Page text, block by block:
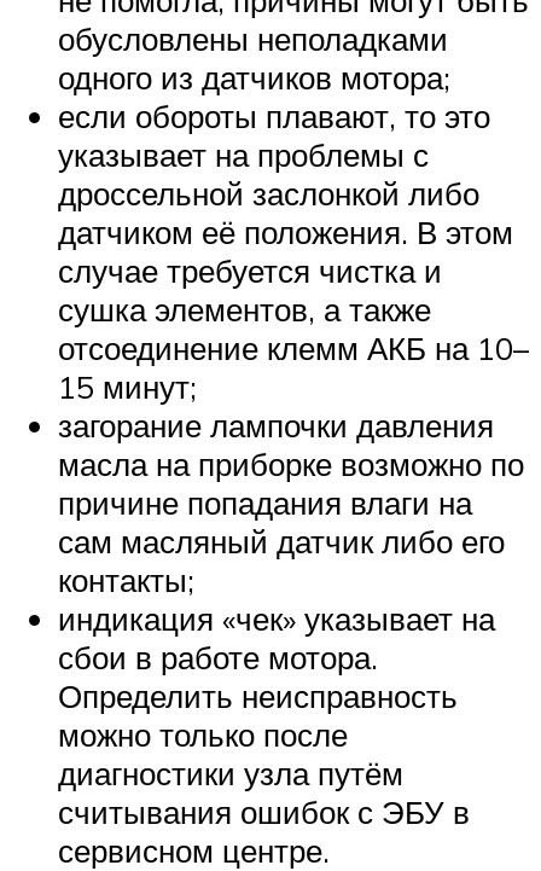
обусловлены неполадками
одного из датчиков мотора;
если обороты плавают, то это
указывает на проблемы с
дроссельной заслонкой либо
датчиком её положения. В этом
случае требуется чистка и
сушка элементов, а также
отсоединение клемм АКБ на 10–
15 минут;
загорание лампочки давления
масла на приборке возможно по
причине попадания влаги на
сам масляный датчик либо его
контакты;
индикация «чек» указывает на
сбои в работе мотора.
Определить неисправность
можно только после
диагностики узла путём
считывания ошибок с ЭБУ в
сервисном центре.